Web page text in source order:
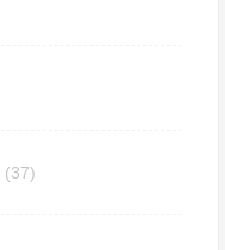
(37)